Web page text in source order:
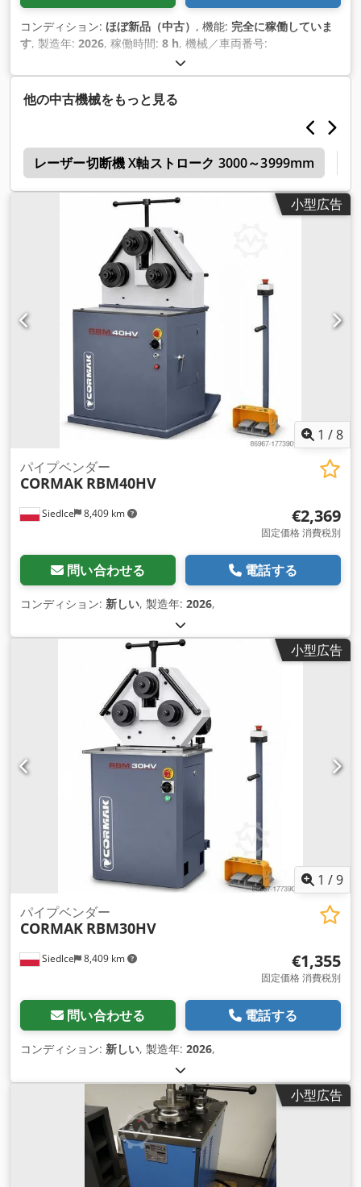
コンディション: ほぼ新品（中古） , 機能: 完全に稼働していま
す, 製造年: 2026, 稼働時間: 8 h, 機械／車両番号:
CNC制御
チック, 作動方式:電気, パイプ径（最大）:63 mm, 曲げ角度
（最大）:190 °, 総重量:1,800 kg（キログラム）
mm
1,000 mm
エアコン, デジ
タルディスプレイの数:1, 保証期間:12 ヶ月, 装備:フットリモ
コン, 非常停止,
他の中古機械をもっと見る
レーザー切断機 X軸ストローク 3000～3999mm
小型広告
1 /8
Siedlce 8,409 km
パイプベンダー
CORMAK RBM40HV
€2,369
固定価格 消費税別
問い合わせる 電話する
コンディション: 新しい, 製造年: 2026,
小型広告
1 /9
Siedlce 8,409 km
パイプベンダー
CORMAK RBM30HV
€1,355
固定価格 消費税別
問い合わせる 電話する
コンディション: 新しい, 製造年: 2026,
小型広告